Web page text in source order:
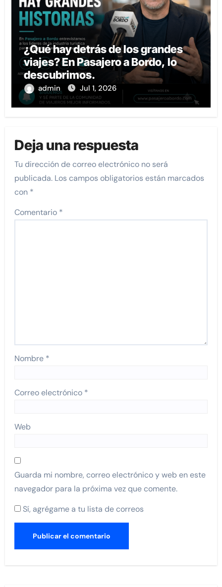
¿Qué hay detrás de los grandes
viajes? En Pasajero a Bordo, lo
descubrimos.
admin Jul 1, 2026
Deja una respuesta
Tu dirección de correo electrónico no será
publicada. Los campos obligatorios están marcados
con *
Comentario *
Nombre *
Correo electrónico *
Web
Guarda mi nombre, correo electrónico y web en este
navegador para la próxima vez que comente.
Sí, agrégame a tu lista de correos